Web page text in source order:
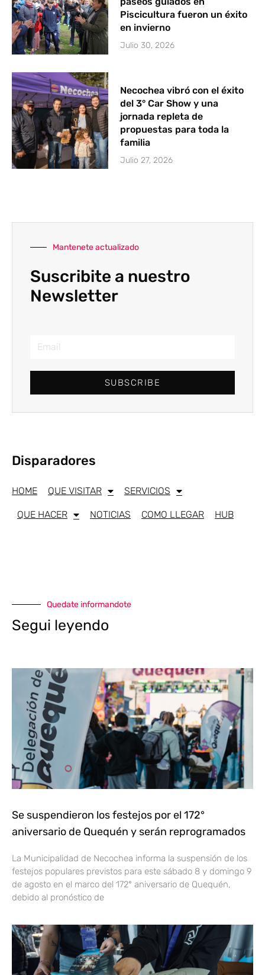
Piscicultura fueron un éxito
en invierno
Julio 30, 2026
Necochea vibró con el éxito
del 3° Car Show y una
jornada repleta de
propuestas para toda la
familia
Julio 27, 2026
Mantenete actualizado
Suscribite a nuestro
Newsletter
SUBSCRIBE
Disparadores
HOME QUE VISITAR SERVICIOS
QUE HACER NOTICIAS COMO LLEGAR HUB
Quedate informandote
Segui leyendo
Se suspendieron los festejos por el 172°
aniversario de Quequén y serán reprogramados
La Municipalidad de Necochea informa la suspensión de los
festejos populares previstos para este sábado 8 y domingo 9
de agosto en el marco del 172° aniversario de Quequén,
debido al pronóstico de